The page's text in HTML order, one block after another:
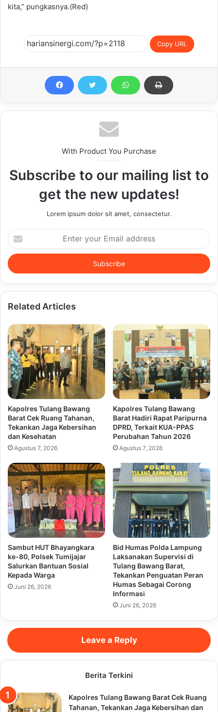
kita,” pungkasnya.(Red)
Copy URL
With Product You Purchase
Subscribe to our mailing list to
get the new updates!
Lorem ipsum dolor sit amet, consectetur.
Enter
your
Email
address
Related Articles
Kapolres Tulang Bawang
Barat Cek Ruang Tahanan,
Tekankan Jaga Kebersihan
dan Kesehatan
Agustus 7, 2026
Kapolres Tulang Bawang
Barat Hadiri Rapat Paripurna
DPRD, Terkait KUA-PPAS
Perubahan Tahun 2026
Agustus 7, 2026
Sambut HUT Bhayangkara
ke-80, Polsek Tumijajar
Salurkan Bantuan Sosial
Kepada Warga
Juni 26, 2026
Bid Humas Polda Lampung
Laksanakan Supervisi di
Tulang Bawang Barat,
Tekankan Penguatan Peran
Humas Sebagai Corong
Informasi
Juni 26, 2026
Leave a Reply
Berita Terkini
Kapolres Tulang Bawang Barat Cek Ruang
Tahanan, Tekankan Jaga Kebersihan dan